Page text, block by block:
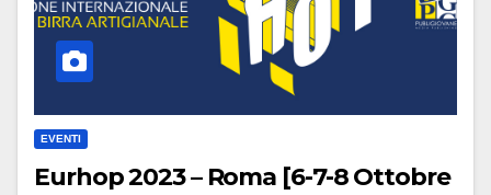
EVENTI
Eurhop 2023 – Roma [6-7-8 Ottobre